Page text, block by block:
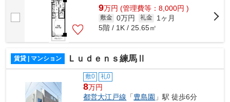
9万円 (管理費等：8,000円 )
敷金 0万円 礼金
1ヶ月
5階 / 1K / 25.65㎡
賃貸 | マンション Ｌｕｄｅｎｓ練馬Ⅱ
敷0 礼0
8万円
都営大江戸線 「豊島園 」駅 徒歩6分